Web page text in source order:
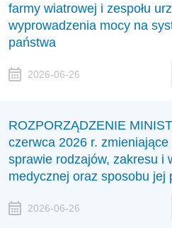
farmy wiatrowej i zespołu
wyprowadzenia mocy na
państwa
2026-06-26
ROZPORZĄDZENIE
czerwca 2026 r.
sprawie rodzajów, zakresu i
medycznej oraz sposobu jej
2026-06-26